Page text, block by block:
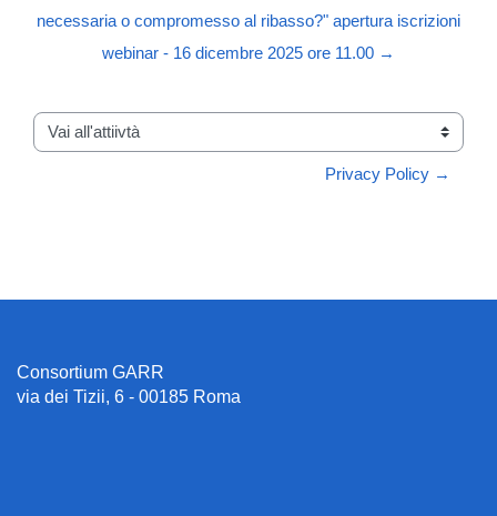
necessaria o compromesso al ribasso?" apertura iscrizioni
webinar - 16 dicembre 2025 ore 11.00 →
Vai all'attiivtà
Privacy Policy →
Consortium GARR
via dei Tizii, 6 - 00185 Roma